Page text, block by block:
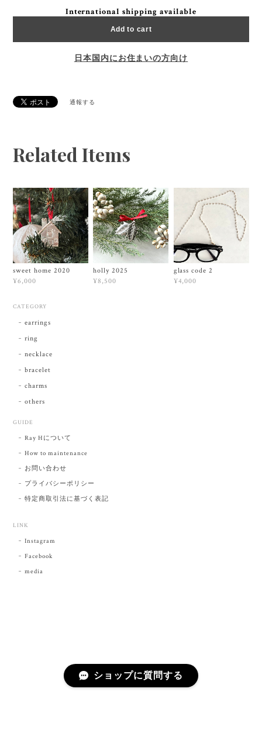
International shipping available
Add to cart
日本国内にお住まいの方向け
通報する
Related Items
sweet home 2020
¥6,000
holly 2025
¥8,500
glass code 2
¥4,000
CATEGORY
earrings
ring
necklace
bracelet
charms
others
GUIDE
Ray Hについて
How to maintenance
お問い合わせ
プライバシーポリシー
特定商取引法に基づく表記
LINK
Instagram
Facebook
media
ショップに質問する